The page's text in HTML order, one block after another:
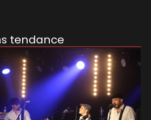
tendance